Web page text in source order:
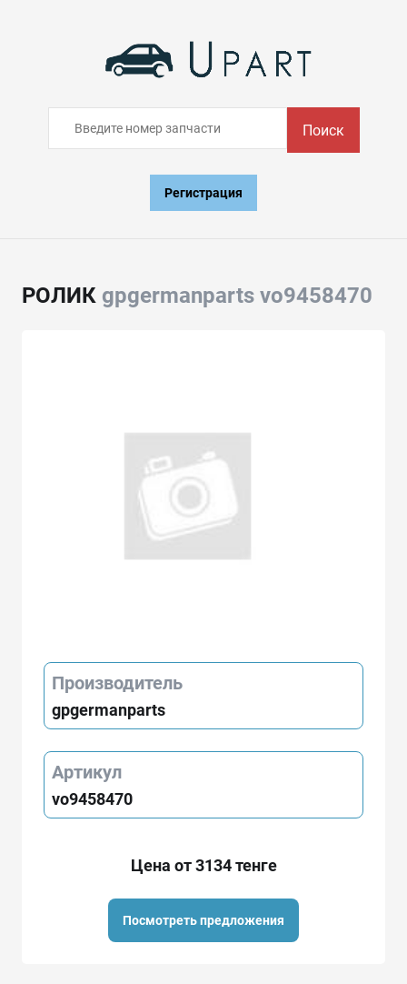
Поиск
Регистрация
РОЛИК gpgermanparts vo9458470
Производитель
gpgermanparts
Артикул
vo9458470
Цена от 3134 тенге
Посмотреть предложения